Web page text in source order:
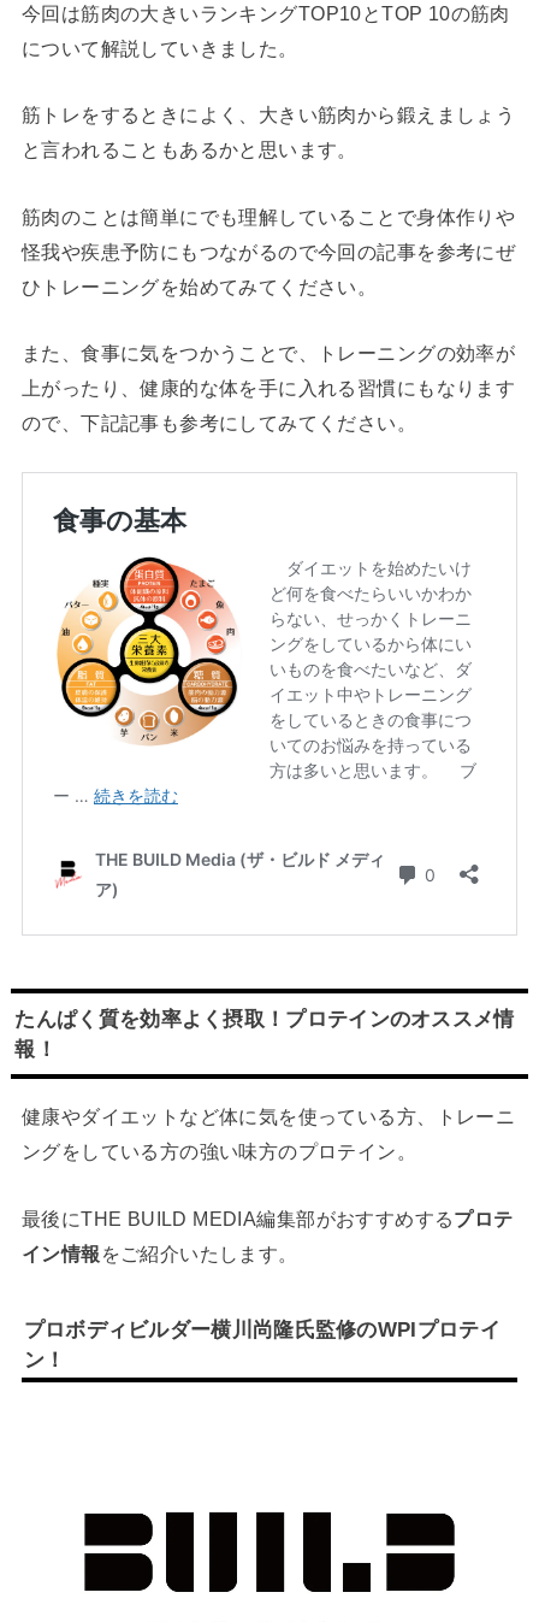
今回は筋肉の大きいランキングTOP10とTOP 10の筋肉
について解説していきました。
筋トレをするときによく、大きい筋肉から鍛えましょう
と言われることもあるかと思います。
筋肉のことは簡単にでも理解していることで身体作りや
怪我や疾患予防にもつながるので今回の記事を参考にぜ
ひトレーニングを始めてみてください。
また、食事に気をつかうことで、トレーニングの効率が
上がったり、健康的な体を手に入れる習慣にもなります
ので、下記記事も参考にしてみてください。
たんぱく質を効率よく摂取！プロテインのオススメ情
報！
健康やダイエットなど体に気を使っている方、トレーニ
ングをしている方の強い味方のプロテイン。
最後にTHE BUILD MEDIA編集部がおすすめするプロテ
イン情報 をご紹介いたします。
プロボディビルダー横川尚隆氏監修のWPIプロテイ
ン！